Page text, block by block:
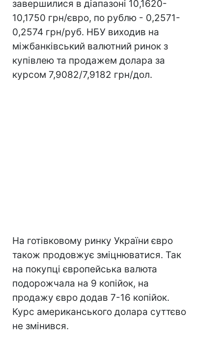
завершилися в діапазоні 10,1620-
10,1750 грн/євро, по рублю - 0,2571-
0,2574 грн/руб. НБУ виходив на
міжбанківський валютний ринок з
купівлею та продажем долара за
курсом 7,9082/7,9182 грн/дол.
На готівковому ринку України євро
також продовжує зміцнюватися. Так
на покупці європейська валюта
подорожчала на 9 копійок, на
продажу євро додав 7-16 копійок.
Курс американського долара суттєво
не змінився.